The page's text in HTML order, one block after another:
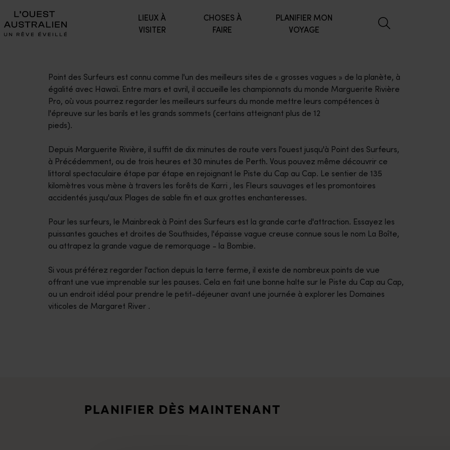
LIEUX À
VISITER
CHOSES À
FAIRE
PLANIFIER MON
VOYAGE
Point des Surfeurs est connu comme l'un des meilleurs sites de « grosses vagues » de la planète, à
égalité avec Hawaï. Entre mars et avril, il accueille les championnats du monde Marguerite Rivière
Pro, où vous pourrez regarder les meilleurs surfeurs du monde mettre leurs compétences à
l'épreuve sur les barils et les grands sommets (certains atteignant plus de 12
pieds).
Depuis Marguerite Rivière, il suffit de dix minutes de route vers l'ouest jusqu'à Point des Surfeurs,
à Précédemment, ou de trois heures et 30 minutes de Perth. Vous pouvez même découvrir ce
littoral spectaculaire étape par étape en rejoignant le Piste du Cap au Cap. Le sentier de 135
kilomètres vous mène à travers les forêts de Karri , les Fleurs sauvages et les promontoires
accidentés jusqu'aux Plages de sable fin et aux grottes enchanteresses.
Pour les surfeurs, le Mainbreak à Point des Surfeurs est la grande carte d'attraction. Essayez les
puissantes gauches et droites de Southsides, l'épaisse vague creuse connue sous le nom La Boîte,
ou attrapez la grande vague de remorquage - la Bombie.
Si vous préférez regarder l'action depuis la terre ferme, il existe de nombreux points de vue
offrant une vue imprenable sur les pauses. Cela en fait une bonne halte sur le Piste du Cap au Cap,
ou un endroit idéal pour prendre le petit-déjeuner avant une journée à explorer les Domaines
viticoles de Margaret River .
<p>Découvrez la région à travers les yeux des habitants, de touristes et d'experts.</p>
PLANIFIER DÈS MAINTENANT